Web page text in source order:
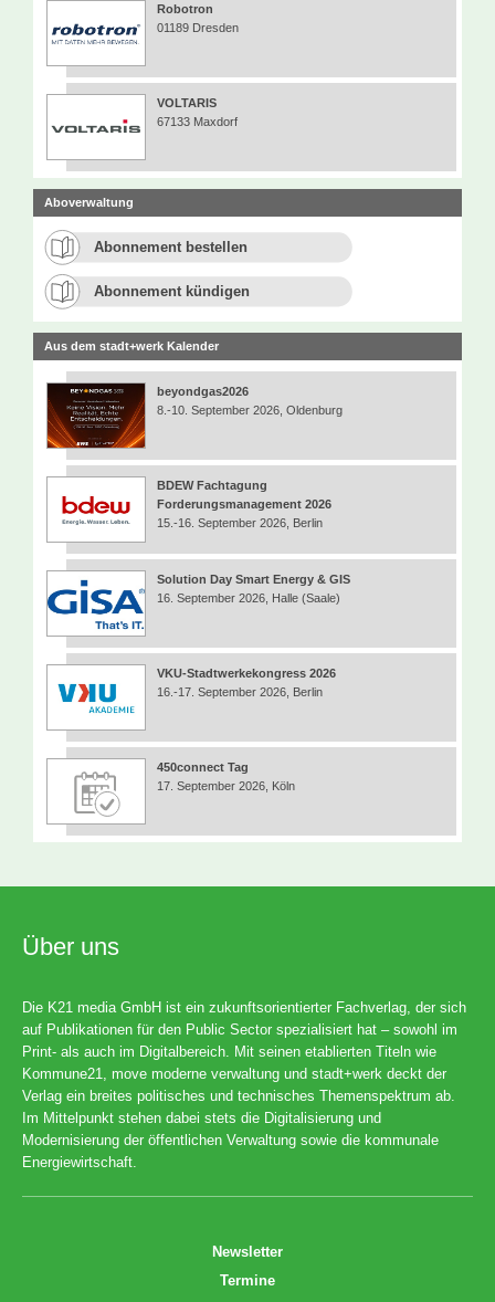
Robotron
01189 Dresden
VOLTARIS
67133 Maxdorf
Aboverwaltung
Abonnement bestellen
Abonnement kündigen
Aus dem stadt+werk Kalender
beyondgas2026
8.-10. September 2026, Oldenburg
BDEW Fachtagung
Forderungsmanagement 2026
15.-16. September 2026, Berlin
Solution Day Smart Energy & GIS
16. September 2026, Halle (Saale)
VKU-Stadtwerkekongress 2026
16.-17. September 2026, Berlin
450connect Tag
17. September 2026, Köln
Über uns
Die K21 media GmbH ist ein zukunftsorientierter Fachverlag, der sich
auf Publikationen für den Public Sector spezialisiert hat – sowohl im
Print- als auch im Digitalbereich. Mit seinen etablierten Titeln wie
Kommune21, move moderne verwaltung und stadt+werk deckt der
Verlag ein breites politisches und technisches Themenspektrum ab.
Im Mittelpunkt stehen dabei stets die Digitalisierung und
Modernisierung der öffentlichen Verwaltung sowie die kommunale
Energiewirtschaft.
Newsletter
Termine